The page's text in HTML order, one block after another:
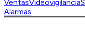
VentasVideovigilancia
Alarmas